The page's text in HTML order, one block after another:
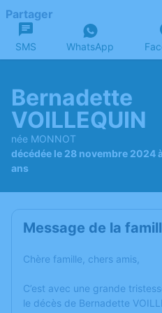
Partager
SMS WhatsApp
Bernadette
VOILLEQUIN
née MONNOT
décédée le 28 novembre 2024
ans
Message de la
Chère famille, chers amis,
C’est avec une grande
le décès de Bernadette